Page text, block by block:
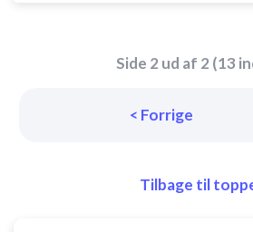
Side 2 ud af 2 (13
< Forrige
Tilbage til